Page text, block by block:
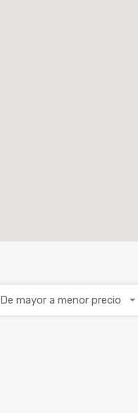
De mayor a menor precio